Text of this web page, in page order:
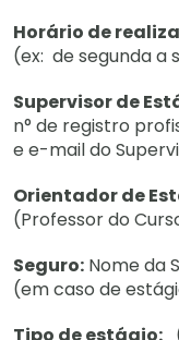
Horário de
(ex: de segunda
Supervisor de
n° de registro
e e-mail do
Orientador de
(Professor do
Seguro: Nome da
(em caso de